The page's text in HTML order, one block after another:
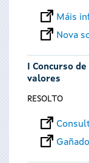
Máis
Nova
I Concurso
valores
RESOLTO